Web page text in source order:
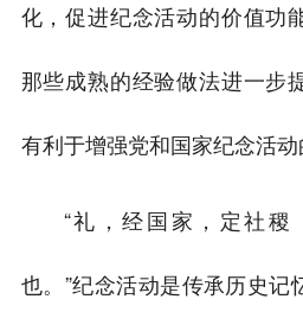
化，促进纪念活动的价值功
那些成熟的经验做法进一步
有利于增强党和国家纪念活动
“礼，经国家，定社
也。”纪念活动是传承历史记